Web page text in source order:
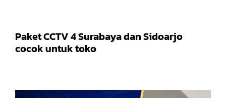
Paket CCTV 4 Surabaya dan Sidoarjo
cocok untuk toko